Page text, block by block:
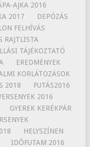
AJKA 2016
2017
DEPÓZÁS
FELHÍVÁS
RAJTLISTA
TÁJÉKOZTATÓ
EREDMÉNYEK
KORLÁTOZÁSOK
2018
FUTÁS2016
2016
GYEREK KERÉKPÁR
HELYSZÍNEN
IDŐFUTAM 2016